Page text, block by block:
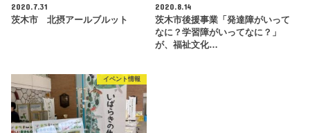
2020.7.31
茨木市 北摂アールブルット
2020.8.14
茨木市後援事業「発達障がいって
なに？学習障がいってなに？」
が、福祉文化…
イベント情報